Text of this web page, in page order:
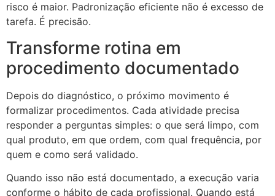
risco é maior. Padronização eficiente não é excesso de
tarefa. É precisão.
Transforme rotina em
procedimento documentado
Depois do diagnóstico, o próximo movimento é
formalizar procedimentos. Cada atividade precisa
responder a perguntas simples: o que será limpo, com
qual produto, em que ordem, com qual frequência, por
quem e como será validado.
Quando isso não está documentado, a execução varia
conforme o hábito de cada profissional. Quando está